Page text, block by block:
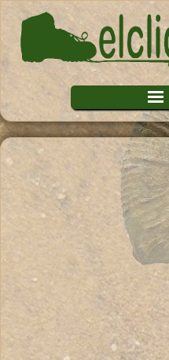
Pasar al contenido principal